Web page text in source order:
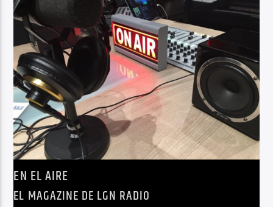
EN EL AIRE
EL MAGAZINE DE LGN RADIO